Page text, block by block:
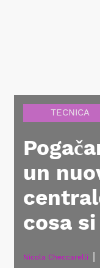
TECNICA
un
cosa
Nicola Checcarelli